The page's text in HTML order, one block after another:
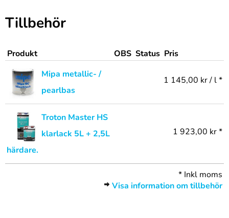
Tillbehör
Produkt OBS Status Pris
Mipa metallic- /
pearlbas
1 145,00 kr / l *
Troton Master HS
klarlack 5L + 2,5L
härdare.
1 923,00 kr *
* Inkl moms
Visa information om tillbehör